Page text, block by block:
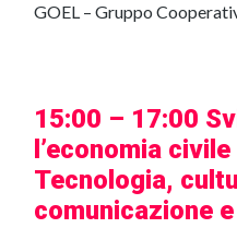
GOEL – Gruppo
15:00 – 17:00
l’economia
Tecnologia,
comunicazione